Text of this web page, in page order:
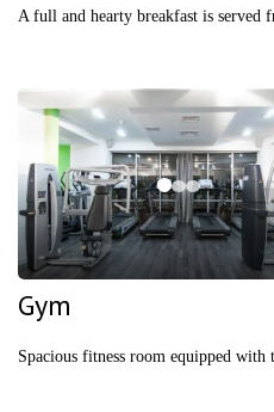
A full and hearty breakfast is served
Gym
Spacious fitness room equipped with